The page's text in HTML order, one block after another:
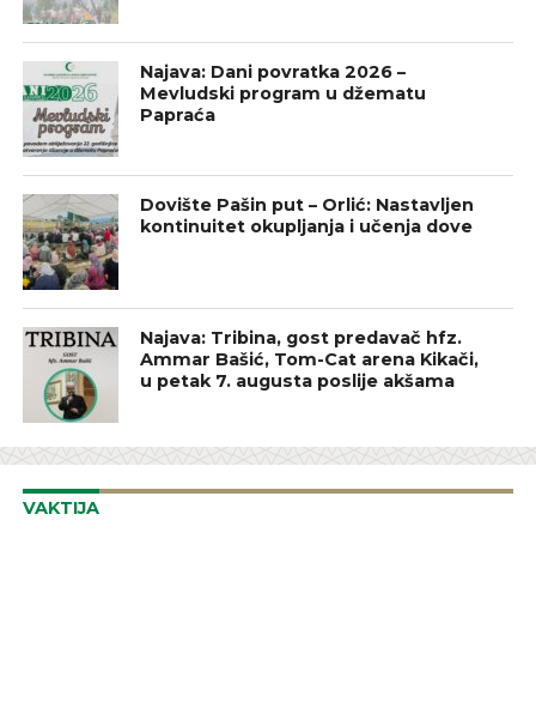
Najava: Dani povratka 2026 –
Mevludski program u džematu
Papraća
Dovište Pašin put – Orlić: Nastavljen
kontinuitet okupljanja i učenja dove
Najava: Tribina, gost predavač hfz.
Ammar Bašić, Tom-Cat arena Kikači,
u petak 7. augusta poslije akšama
VAKTIJA